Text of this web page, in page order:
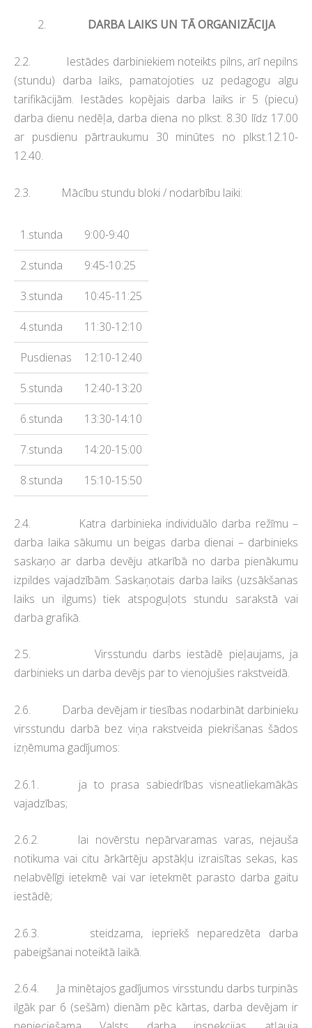
2. DARBA LAIKS UN TĀ ORGANIZĀCIJA
2.2. Iestādes darbiniekiem noteikts pilns, arī nepilns
(stundu) darba laiks, pamatojoties uz pedagogu algu
tarifikācijām. Iestādes kopējais darba laiks ir 5 (piecu)
darba dienu nedēļa, darba diena no plkst. 8.30 līdz 17.00
ar pusdienu pārtraukumu 30 minūtes no plkst.12.10-
12.40.
2.3. Mācību stundu bloki / nodarbību laiki:
1.stunda
9:00-9:40
2.stunda
9:45-10:25
3.stunda
10:45-11:25
4.stunda
11:30-12:10
Pusdienas
12:10-12:40
5.stunda
12:40-13:20
6.stunda
13:30-14:10
7.stunda
14:20-15:00
8.stunda
15:10-15:50
2.4. Katra darbinieka individuālo darba režīmu –
darba laika sākumu un beigas darba dienai – darbinieks
saskaņo ar darba devēju atkarībā no darba pienākumu
izpildes vajadzībām. Saskaņotais darba laiks (uzsākšanas
laiks un ilgums) tiek atspoguļots stundu sarakstā vai
darba grafikā.
2.5. Virsstundu darbs iestādē pieļaujams, ja
darbinieks un darba devējs par to vienojušies rakstveidā.
2.6. Darba devējam ir tiesības nodarbināt darbinieku
virsstundu darbā bez viņa rakstveida piekrišanas šādos
izņēmuma gadījumos:
2.6.1. ja to prasa sabiedrības visneatliekamākās
vajadzības;
2.6.2. lai novērstu nepārvaramas varas, nejauša
notikuma vai citu ārkārtēju apstākļu izraisītas sekas, kas
nelabvēlīgi ietekmē vai var ietekmēt parasto darba gaitu
iestādē;
2.6.3. steidzama, iepriekš neparedzēta darba
pabeigšanai noteiktā laikā.
2.6.4. Ja minētajos gadījumos virsstundu darbs turpinās
ilgāk par 6 (sešām) dienām pēc kārtas, darba devējam ir